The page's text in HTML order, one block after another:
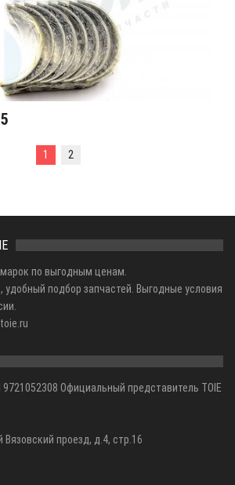
1 2
по выгодным ценам.
удобный подбор запчастей. Выгодные условия
Официальный представитель TOIE
проезд, д.4, стр.16